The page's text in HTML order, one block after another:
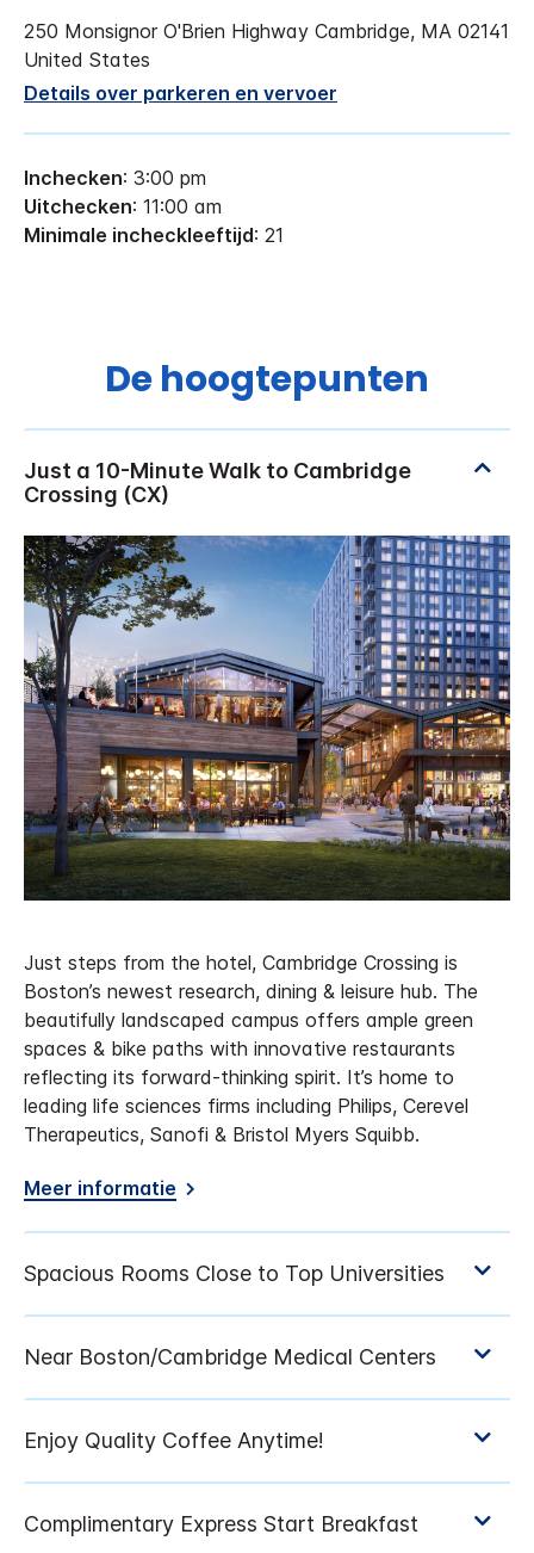
250 Monsignor O'Brien Highway Cambridge, MA 02141
United States
Details over parkeren en vervoer
Inchecken: 3:00 pm
Uitchecken: 11:00 am
Minimale incheckleeftijd: 21
De hoogtepunten
Just steps from the hotel, Cambridge Crossing is
Boston’s newest research, dining & leisure hub. The
beautifully landscaped campus offers ample green
spaces & bike paths with innovative restaurants
reflecting its forward-thinking spirit. It’s home to
leading life sciences firms including Philips, Cerevel
Therapeutics, Sanofi & Bristol Myers Squibb.
Meer informatie